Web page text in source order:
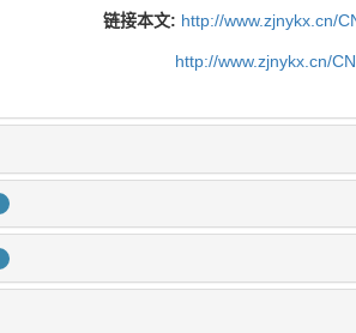
链接本文: http://www.zjnykx.cn/
http://www.zjnykx.cn/